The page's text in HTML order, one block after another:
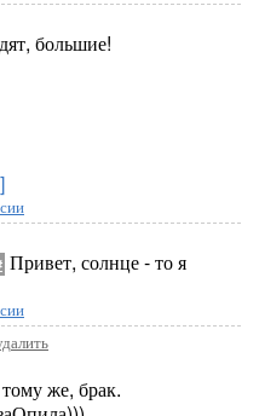
большие!
Привет, солнце - то я
же, брак.